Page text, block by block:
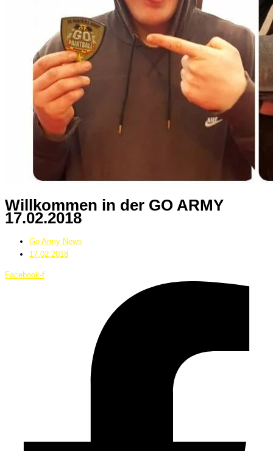
Willkommen in der GO ARMY
17.02.2018
Go Army News
17.02.2018
Facebook-f